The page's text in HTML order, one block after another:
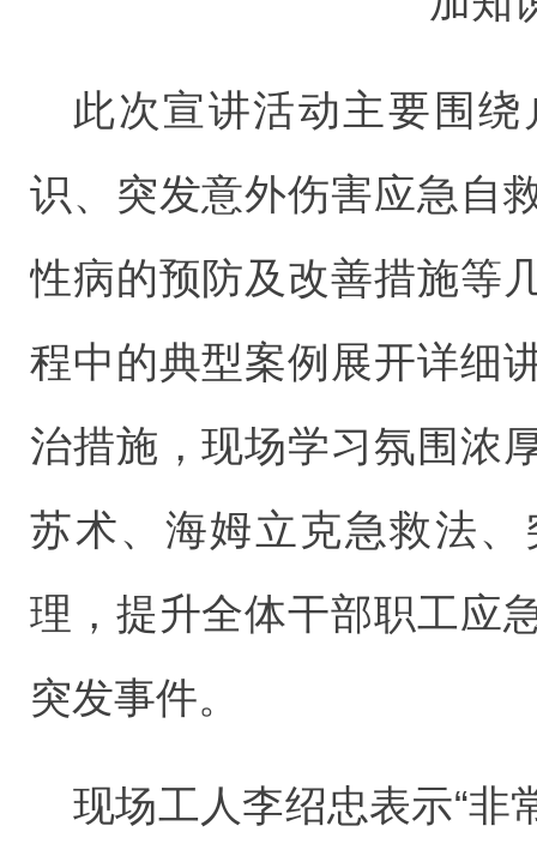
此次宣讲活动主要围
识、突发意外伤害应急自
性病的预防及改善措施等
程中的典型案例展开详细
治措施，现场学习氛围浓
苏术、海姆立克急救法
理，提升全体干部职工应
突发事件。
现场工人李绍忠表示“非